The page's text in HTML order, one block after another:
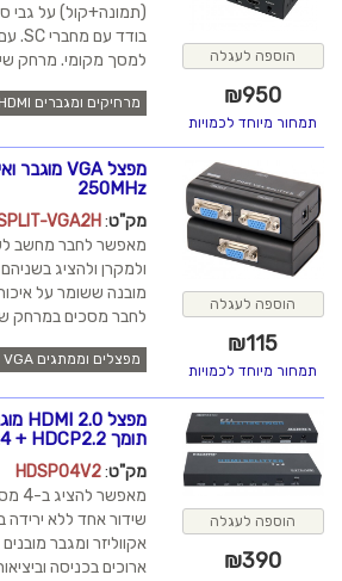
(תמונה+קול) על גבי סיב אופטי SINGLE MODE
בודד עם מחברי SC. עם יציאת HDMI במשדר
למסך מקומי. מרחק שידור עד 20...
מרחיקים ומגברים HDMI
מפצל VGA מוגבר ואיכותי לשני מסכים
250MHz
מק"ט:
SPLIT-VGA2H
מאפשר לחבר מחשב לשני צגים או לצג מחשב
ולמקרן ולהציג בשניהם בו-זמנית. במפצל יש מגבר
מובנה ששומר על איכות האות בכל היציאות. ניתן
לחבר מסכים במרחק של עד...
מפצל HDMI 2.0 מוגבר ל-4 מסכים בו זמנית,
תומך 4K@60Hz 4:4:4 + HDCP2.2
מק"ט:
HDSP04V2
מאפשר להציג ב-4 מסכים סימולטנית ממקור
שידור אחד ללא ירידה באיכות התמונה. במפצל יש
אקווליזר ומגבר מובנים שמאפשרים לחבר כבלים
ארוכים בכניסה וביציאות של...